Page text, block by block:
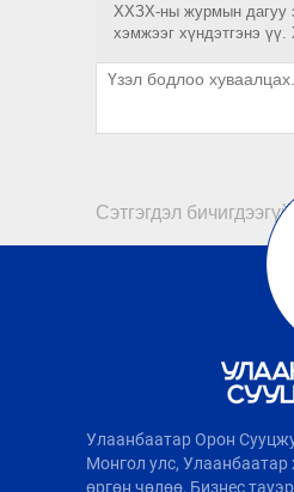
ХХЗХ-ны журмын дагуу
хэмжээг хүндэтгэнэ үү.
Сэтгэгдэл бичигдээгүй
Улаанбаатар Орон
Монгол улс, Улаанбаатар